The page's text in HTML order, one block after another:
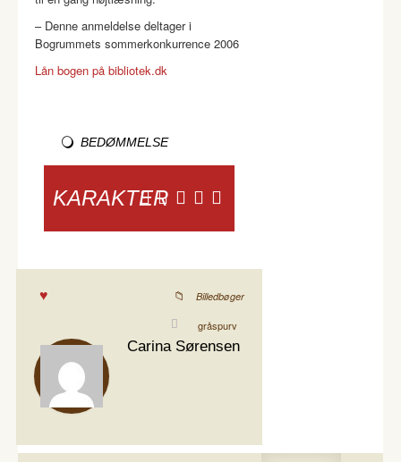
– Denne anmeldelse deltager i
Bogrummets sommerkonkurrence 2006
Lån bogen på bibliotek.dk
BEDØMMELSE
KARAKTER
Billedbøger
gråspurv
Carina Sørensen